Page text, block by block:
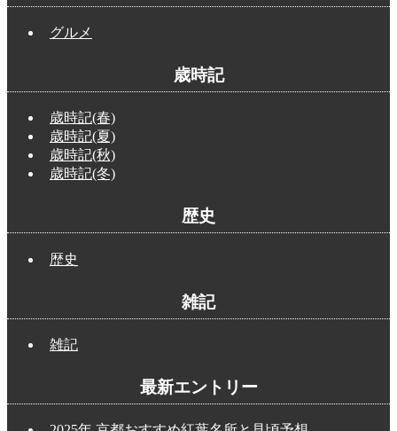
グルメ
歳時記
歳時記(春)
歳時記(夏)
歳時記(秋)
歳時記(冬)
歴史
歴史
雑記
雑記
最新エントリー